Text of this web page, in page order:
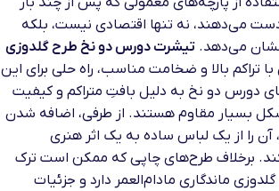
می‌دهند، نه تنها اقتصادی نیست، بلکه
نشان می‌دهد. تیشرت دورس دو نخ طرح گلدوزی
با تراکم بالا و ضخامت مناسب، راه حلی برای این
دورس دو نخ به دلیل بافتِ متراکم و کیفیت
شکل بسیار مقاوم هستند. از طرفی، اضافه شدن
آن را از یک لباس ساده به یک اثر هنری
برخلاف طرح‌های چاپی که ممکن است ترک
ماندگاری مادام‌العمر دارد و جزئیات